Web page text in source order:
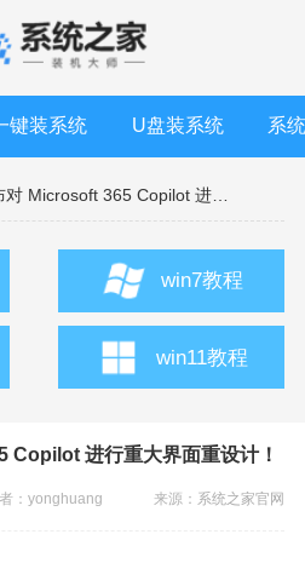
键装系统 U盘装系统 系
微软宣布对 Microsoft 365 Copilot 进行重大界面重设计！
win7教程
win11教程
Copilot 进行重大界面重设计！
：yonghuang 来源： 系统之家官网